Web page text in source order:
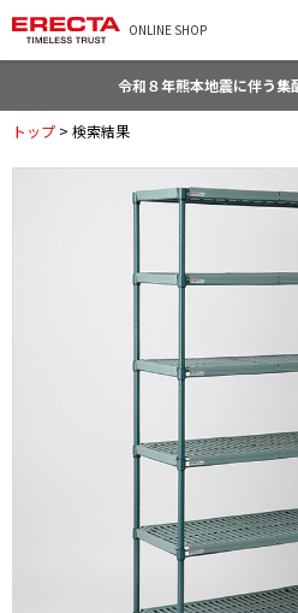
ONLINE SHOP
令和８年熊本地震に伴う集
トップ > 検索結果